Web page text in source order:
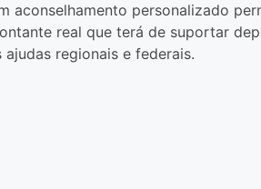
aconselhamento personalizado
real que terá de suportar
ajudas regionais e federais.